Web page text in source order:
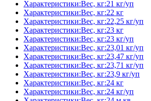
Характеристики:Вес, кг:21 кг/уп
Характеристики:Вес, кг:22 кг
Характеристики:Вес, кг:22,25 кг/уп
Характеристики:Вес, кг:23 кг
Характеристики:Вес, кг:23 кг/уп
Характеристики:Вес, кг:23,01 кг/уп
Характеристики:Вес, кг:23,47 кг/уп
Характеристики:Вес, кг:23,71 кг/уп
Характеристики:Вес, кг:23,9 кг/уп
Характеристики:Вес, кг:24 кг
Характеристики:Вес, кг:24 кг/уп